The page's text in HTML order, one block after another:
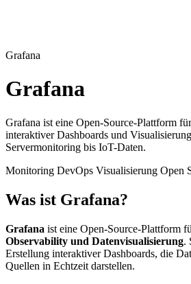
Grafana
Grafana
Grafana ist eine Open-Source-Plattform
interaktiver Dashboards und
Servermonitoring bis IoT-Daten.
Monitoring DevOps Visualisierung Open
Was ist Grafana?
Grafana ist eine Open-Source-Plattform
Observability und Datenvisualisierung.
Erstellung interaktiver Dashboards, die
Quellen in Echtzeit darstellen.